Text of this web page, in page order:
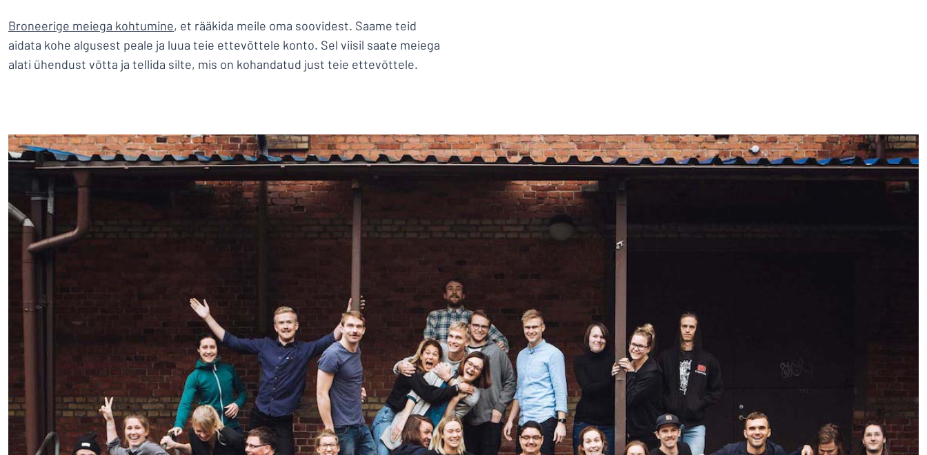
Broneerige meiega kohtumine, et rääkida meile oma soovidest. Saame teid
aidata kohe algusest peale ja luua teie ettevõttele konto. Sel viisil saate meiega
alati ühendust võtta ja tellida silte, mis on kohandatud just teie ettevõttele.